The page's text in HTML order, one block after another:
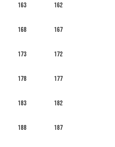
162
163
167
168
172
173
177
178
182
183
187
188